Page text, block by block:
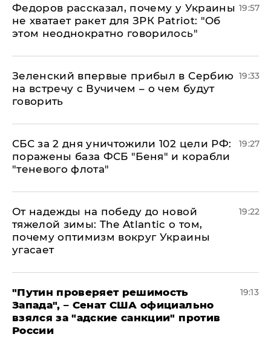
Федоров рассказал, почему у Украины
не хватает ракет для ЗРК Patriot: "Об
этом неоднократно говорилось"
19:57
Зеленский впервые прибыл в Сербию
на встречу с Вучичем – о чем будут
говорить
19:33
СБС за 2 дня уничтожили 102 цели РФ:
поражены база ФСБ "Беня" и корабли
"теневого флота"
19:27
От надежды на победу до новой
тяжелой зимы: The Atlantic о том,
почему оптимизм вокруг Украины
угасает
19:22
"Путин проверяет решимость
Запада", – Сенат США официально
взялся за "адские санкции" против
России
19:13